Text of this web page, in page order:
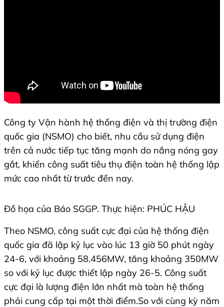
Công ty Vận hành hệ thống điện và thị trường điện
quốc gia (NSMO) cho biết, nhu cầu sử dụng điện
trên cả nước tiếp tục tăng mạnh do nắng nóng gay
gắt, khiến công suất tiêu thụ điện toàn hệ thống lập
mức cao nhất từ trước đến nay.
Đồ họa của Báo SGGP. Thực hiện: PHÚC HẬU
Theo NSMO, công suất cực đại của hệ thống điện
quốc gia đã lập kỷ lục vào lúc 13 giờ 50 phút ngày
24-6, với khoảng 58.456MW, tăng khoảng 350MW
so với kỷ lục được thiết lập ngày 26-5. Công suất
cực đại là lượng điện lớn nhất mà toàn hệ thống
phải cung cấp tại một thời điểm.So với cùng kỳ năm